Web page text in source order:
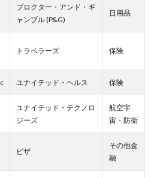
プロクター・アンド・ギ
ャンブル (P&G)
日用品
トラベラーズ 保険
ユナイテッド・ヘルス 保険
ユナイテッド・テクノロ
ジーズ
航空宇
宙・防衛
ビザ
その他金
融